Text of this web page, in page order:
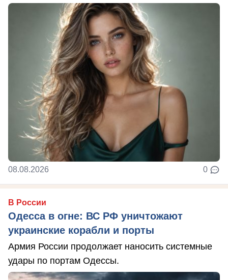
08.08.2026 0
В России
Одесса в огне: ВС РФ уничтожают
украинские корабли и порты
Армия России продолжает наносить системные
удары по портам Одессы.